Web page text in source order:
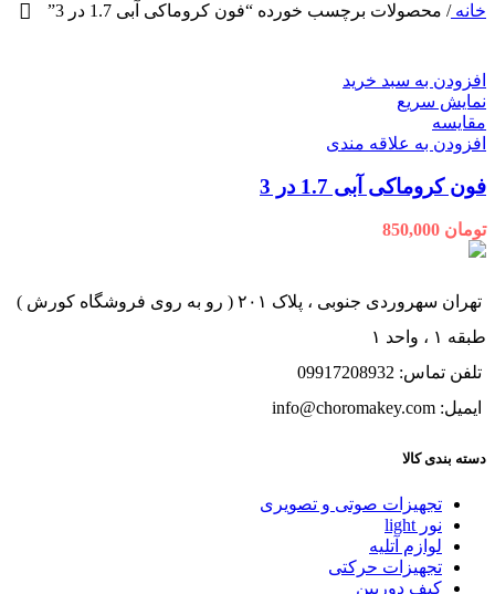
خانه/ محصولات برچسب خورده “فون کروماکی آبی 1.7 در 3”
افزودن به سبد خرید
نمایش سریع
مقايسه
افزودن به علاقه مندی
فون کروماکی آبی 1.7 در 3
تومان
تهران سهروردی جنوبی ، پلاک ۲۰۱ ( رو به روی فروشگاه کورش )
طبقه ۱ ، واحد ۱
تلفن تماس: 09917208932
ایمیل: info@choromakey.com
دسته بندی کالا
تجهیزات صوتی و تصویری
نور light
لوازم آتلیه
تجهیزات حرکتی
کیف دوربین